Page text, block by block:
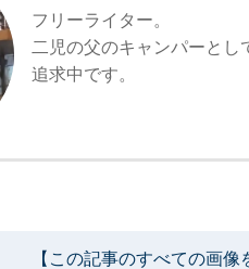
フリーライター。
二児の父のキャンパーとし
追求中です。
【この記事のすべての画像